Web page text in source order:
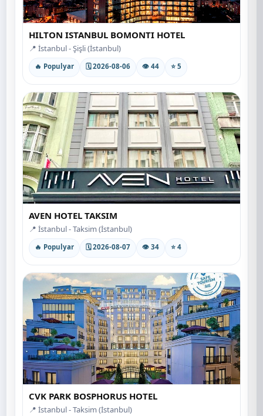
HILTON ISTANBUL BOMONTI HOTEL
📍 İstanbul - Şişli (İstanbul)
🔥 Populyar 🗓 2026-08-06 👁 44 ⭐ 5
AVEN HOTEL TAKSIM
📍 İstanbul - Taksim (İstanbul)
🔥 Populyar 🗓 2026-08-07 👁 34 ⭐ 4
CVK PARK BOSPHORUS HOTEL
📍 İstanbul - Taksim (İstanbul)